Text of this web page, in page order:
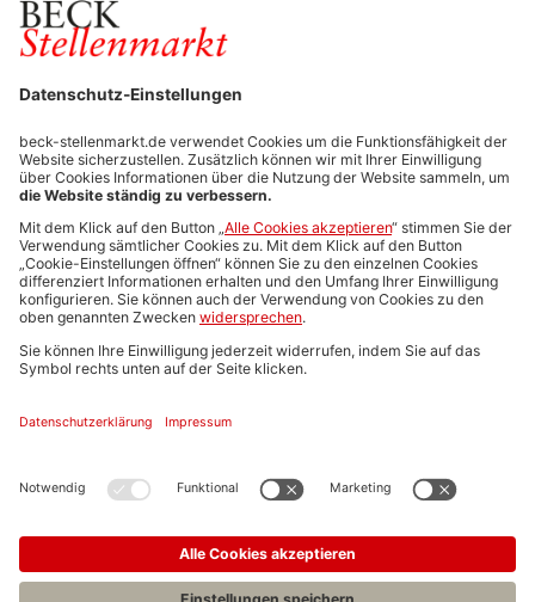
FÜR ARBEITGEBER
Stellenmarktpreise
Anzeigen-AGB
Media-Daten
Newsletteranmeldung
Produktübersicht
ALLGEMEIN
FAQs
Impressum
Stellenangebote C.H.BECK